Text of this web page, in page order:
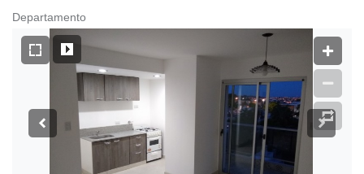
Departamento